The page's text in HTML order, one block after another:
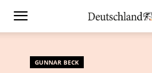
GUNNAR BECK